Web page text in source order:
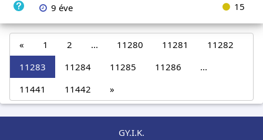
9 éve
15
« 1 2 ... 11280 11281
11282
11283
11284 11285 11286
...
11441
11442 »
GY.I.K.